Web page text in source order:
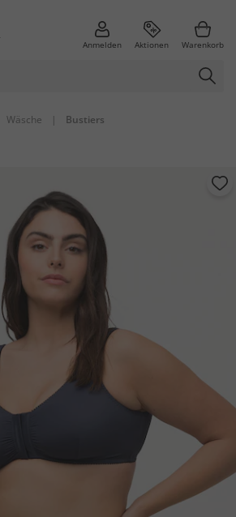
Anmelden Aktionen Warenkorb
Wäsche | Bustiers